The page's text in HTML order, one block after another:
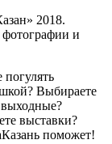
2018.
и
погулять
Выбираете
выходные?
выставки?
поможет!